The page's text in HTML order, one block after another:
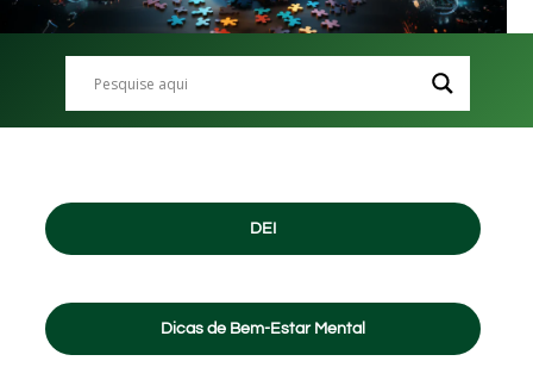
DEI
Dicas de Bem-Estar Mental